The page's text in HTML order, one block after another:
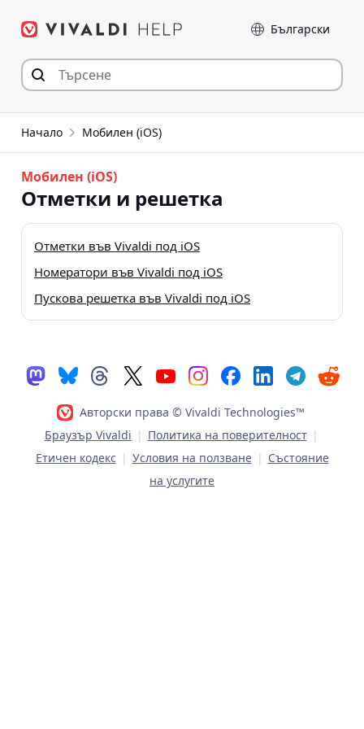
към съдържанието
Език
Начало Мобилен (iOS)
Мобилен (iOS)
Отметки и решетка
Отметки във Vivaldi под iOS
Номератори във Vivaldi под iOS
Пускова решетка във Vivaldi под iOS
Авторски права © Vivaldi Technologies™
Браузър Vivaldi | Политика на поверителност |
Етичен кодекс | Условия на ползване | Състояние
на услугите